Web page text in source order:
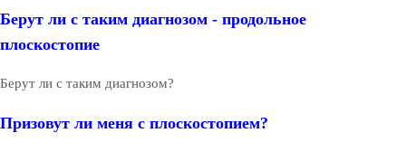
Берут ли с таким диагнозом - продольное
плоскостопие
Берут ли с таким диагнозом?
Призовут ли меня с плоскостопием?